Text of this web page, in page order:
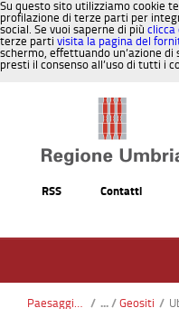
Su questo sito utilizziamo cookie
profilazione di terze parti per
social. Se vuoi saperne di più clicca
terze parti visita la pagina del
schermo, effettuando un’azione
presti il consenso all’uso di tutti i
RSS Contatti
Paesaggio, Territorio, Urbanistica / Geositi /